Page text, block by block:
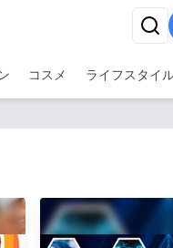
コスメ ライフスタイ